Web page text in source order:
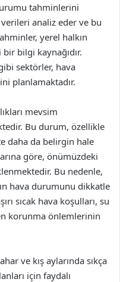
tahminlerini
analiz eder ve bu
yerel halkın
bilgi kaynağıdır.
sektörler, hava
planlamaktadır.
mevsim
Bu durum, özellikle
daha da belirgin hale
göre, önümüzdeki
Bu nedenle,
hava durumunu dikkatle
sıcak hava koşulları, su
korunma önlemlerinin
ve kış aylarında sıkça
için faydalı